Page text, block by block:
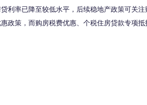
贷利率已降至较低水平，后续稳地产政策可关
政策，而购房税费优惠、个税住房贷款专项